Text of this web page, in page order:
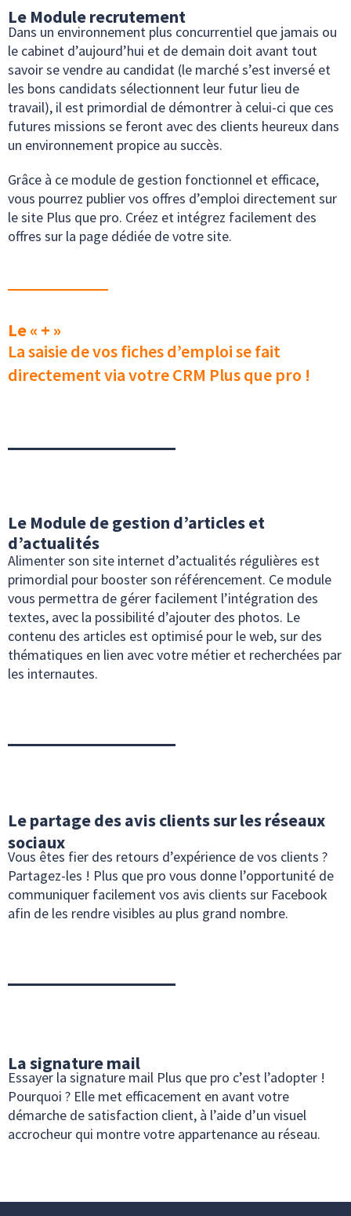
Le Module recrutement
Dans un environnement plus concurrentiel que jamais ou
le cabinet d’aujourd’hui et de demain doit avant tout
savoir se vendre au candidat (le marché s’est inversé et
les bons candidats sélectionnent leur futur lieu de
travail), il est primordial de démontrer à celui-ci que ces
futures missions se feront avec des clients heureux dans
un environnement propice au succès.
Grâce à ce module de gestion fonctionnel et efficace,
vous pourrez publier vos offres d’emploi directement sur
le site Plus que pro. Créez et intégrez facilement des
offres sur la page dédiée de votre site.
Le « + »
La saisie de vos fiches d’emploi se fait
directement via votre CRM Plus que pro !
Le Module de gestion d’articles et
d’actualités
Alimenter son site internet d’actualités régulières est
primordial pour booster son référencement. Ce module
vous permettra de gérer facilement l’intégration des
textes, avec la possibilité d’ajouter des photos. Le
contenu des articles est optimisé pour le web, sur des
thématiques en lien avec votre métier et recherchées par
les internautes.
Le partage des avis clients sur les réseaux
sociaux
Vous êtes fier des retours d’expérience de vos clients ?
Partagez-les ! Plus que pro vous donne l’opportunité de
communiquer facilement vos avis clients sur Facebook
afin de les rendre visibles au plus grand nombre.
La signature mail
Essayer la signature mail Plus que pro c’est l’adopter !
Pourquoi ? Elle met efficacement en avant votre
démarche de satisfaction client, à l’aide d’un visuel
accrocheur qui montre votre appartenance au réseau.